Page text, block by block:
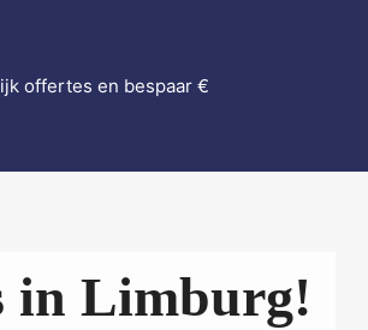
offertes en bespaar €
in Limburg!